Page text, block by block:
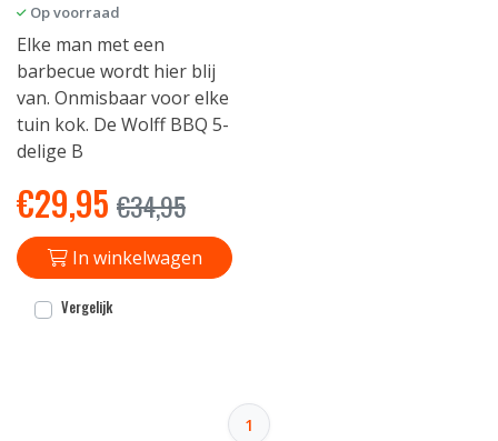
Op voorraad
Elke man met een
barbecue wordt hier blij
van. Onmisbaar voor elke
tuin kok. De Wolff BBQ 5-
delige B
€29,95 €34,95
In winkelwagen
Vergelijk
1